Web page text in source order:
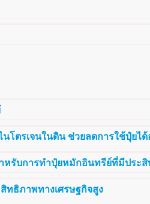
โตรเจนในดิน ช่วยลดการใช้ปุ๋ยไ
รับการทำปุ๋ยหมักอินทรีย์ที่มีประ
ธิภาพทางเศรษฐกิจสูง